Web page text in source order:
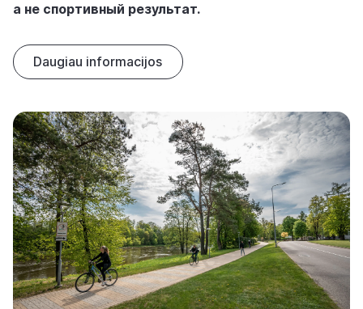
а не спортивный результат.
Daugiau informacijos